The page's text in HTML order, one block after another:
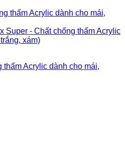
Acrylic dành cho mái,